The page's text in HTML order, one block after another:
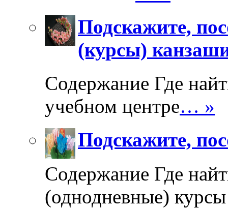
Подскажите,
(курсы)
Содержание Где
учебном центре… »
Подскажите,
Содержание Где
(однодневные)